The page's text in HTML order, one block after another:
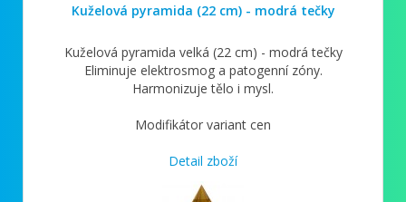
Kuželová pyramida (22 cm) - modrá tečky
Kuželová pyramida velká (22 cm) - modrá tečky
Eliminuje elektrosmog a patogenní zóny.
Harmonizuje tělo i mysl.
Modifikátor variant cen
Detail zboží